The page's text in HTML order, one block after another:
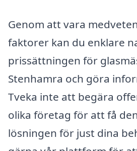
Genom att vara
faktorer kan du enklare
prissättningen för
Stenhamra och göra
Tveka inte att begära
olika företag för att få
lösningen för just dina